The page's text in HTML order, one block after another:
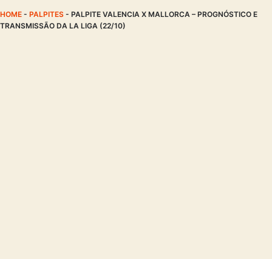
HOME - PALPITES - PALPITE VALENCIA X MALLORCA – PROGNÓSTICO E
TRANSMISSÃO DA LA LIGA (22/10)